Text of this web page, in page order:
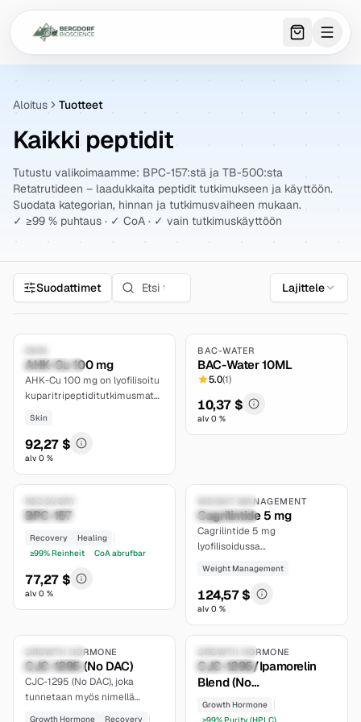
0 item
Aloitus Tuotteet
Kaikki peptidit
Tutustu valikoimaamme: BPC-157:stä ja TB-500:sta
Retatrutideen – laadukkaita peptidit tutkimukseen ja käyttöön.
Suodata kategorian, hinnan ja tutkimusvaiheen mukaan.
✓ ≥99 % puhtaus · ✓ CoA · ✓ vain tutkimuskäyttöön
Suodattimet Lajittele
limited
AHK-Cu 100 mg
AHK-Cu 100 mg on lyofilisoitu
kuparitripeptiditutkimusmateriaali
in vitro -tutkimuksiin.
Skin
92,27 $
alv 0 %
BAC-WATER
BAC-Water 10ML
5.0(1)
10,37 $
alv 0 %
Research Only
established
BPC-157
Recovery
Healing
≥99% Reinheit
CoA abrufbar
77,27 $
alv 0 %
extensive
WEIGHT MANAGEMENT
Cagrilintide 5 mg
Cagrilintide 5 mg
lyofilisoidussa
lähteisiin perustuva tausta
pitkävaikutteisen
amyliinianalogin
suunnittelusta,
reseptorifarmakologiasta ja
tutkimuskohtaisesta
farmakokinetiikasta.
Weight Management
124,57 $
alv 0 %
Compoundable
moderate
GROWTH HORMONE
CJC-1295 (No DAC)
CJC-1295 (No DAC), joka
tunnetaan myös nimellä
Growth Hormone
Recovery
Research Only
moderate
GROWTH HORMONE
CJC-1295/Ipamorelin
Blend (No
DAC/5mg/5mg)
Growth Hormone